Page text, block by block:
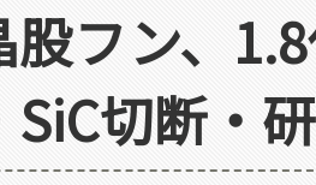
股フン、
SiC切断・